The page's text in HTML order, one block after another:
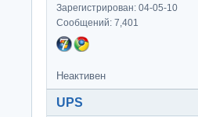
Зарегистрирован: 04-05-10
Сообщений: 7,401
Неактивен
UPS